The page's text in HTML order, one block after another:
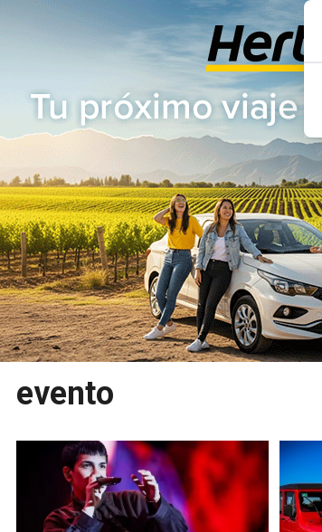
Sábado 8 de Agosto
de 2026
17.9ºc | Buenos Aires, AR
ACTUALIDAD
evento